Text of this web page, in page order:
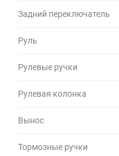
Задний переключатель
Руль
Рулевые ручки
Рулевая колонка
Вынос
Тормозные ручки